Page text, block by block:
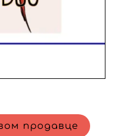
продавце